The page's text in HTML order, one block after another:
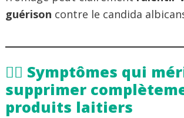
guérison contre le candida
🧏‍♀️ Symptômes qui
supprimer
produits laitiers